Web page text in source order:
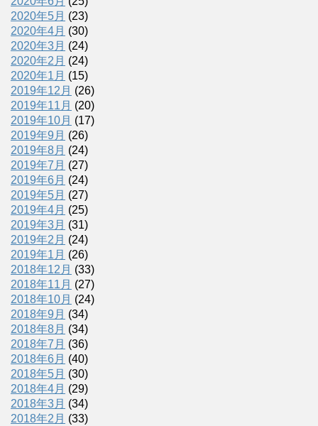
2020年5月 (23)
2020年4月 (30)
2020年3月 (24)
2020年2月 (24)
2020年1月 (15)
2019年12月 (26)
2019年11月 (20)
2019年10月 (17)
2019年9月 (26)
2019年8月 (24)
2019年7月 (27)
2019年6月 (24)
2019年5月 (27)
2019年4月 (25)
2019年3月 (31)
2019年2月 (24)
2019年1月 (26)
2018年12月 (33)
2018年11月 (27)
2018年10月 (24)
2018年9月 (34)
2018年8月 (34)
2018年7月 (36)
2018年6月 (40)
2018年5月 (30)
2018年4月 (29)
2018年3月 (34)
2018年2月 (33)